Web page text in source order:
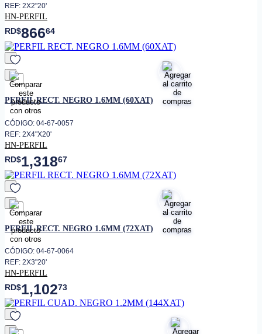
REF: 2X2"20'
HN-PERFIL
RD$86664
favorito
PERFIL RECT. NEGRO 1.6MM (60XAT)
CÓDIGO: 04-67-0057
REF: 2X4"X20'
HN-PERFIL
RD$1,31867
favorito
PERFIL RECT. NEGRO 1.6MM (72XAT)
CÓDIGO: 04-67-0064
REF: 2X3"20'
HN-PERFIL
RD$1,10273